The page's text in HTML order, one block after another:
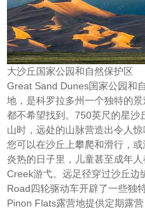
大沙丘国家公园和自然保护区
Great Sand Dunes国家公园和
地，是科罗拉多州一个独特的
都不希望找到。750英尺的星沙
山时，远处的山脉营造出令人惊
您可以在沙丘上攀爬和滑行，
炎热的日子里，儿童甚至成年
Creek游弋。远足径穿过沙丘
Road四轮驱动车开辟了一些独
Pinon Flats露营地提供定期露